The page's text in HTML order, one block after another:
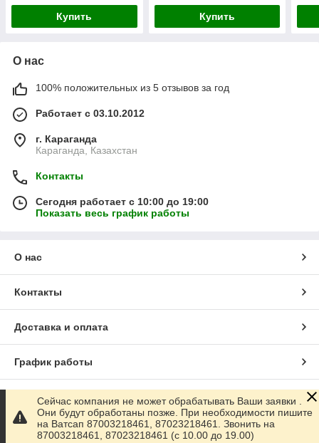
Купить Купить
О нас
100% положительных из 5 отзывов за год
Работает с 03.10.2012
г. Караганда
Караганда, Казахстан
Контакты
Сегодня работает с 10:00 до 19:00
Показать весь график работы
О нас
Контакты
Доставка и оплата
График работы
Полная версия сайта
Сайт создан на маркетплейсе Satu.kz
Сейчас компания не может обрабатывать Ваши заявки .
Они будут обработаны позже. При необходимости пишите
на Ватсап 87003218461, 87023218461. Звонить на
87003218461, 87023218461 (с 10.00 до 19.00)